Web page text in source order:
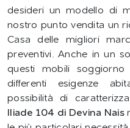
desideri un modello di
nostro punto vendita un
Casa delle migliori
preventivi. Anche in un
questi mobili
differenti esigenze
possibilità di
Iliade 104 di Devina Nais